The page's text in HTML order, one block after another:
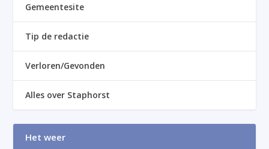
Gemeentesite
Tip de redactie
Verloren/Gevonden
Alles over Staphorst
Het weer